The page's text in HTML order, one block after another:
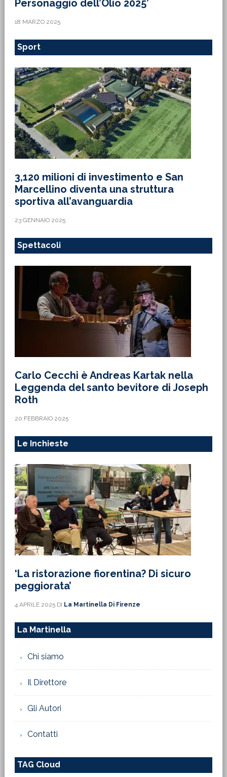
Personaggio dell’Olio 2025’
18 MARZO 2025
Sport
3,120 milioni di investimento e San
Marcellino diventa una struttura
sportiva all’avanguardia
23 GENNAIO 2025
Spettacoli
Carlo Cecchi è Andreas Kartak nella
Leggenda del santo bevitore di Joseph
Roth
20 FEBBRAIO 2025
Le Inchieste
‘La ristorazione fiorentina? Di sicuro
peggiorata’
4 APRILE 2025DI La Martinella Di Firenze
La Martinella
Chi siamo
Il Direttore
Gli Autori
Contatti
TAG Cloud